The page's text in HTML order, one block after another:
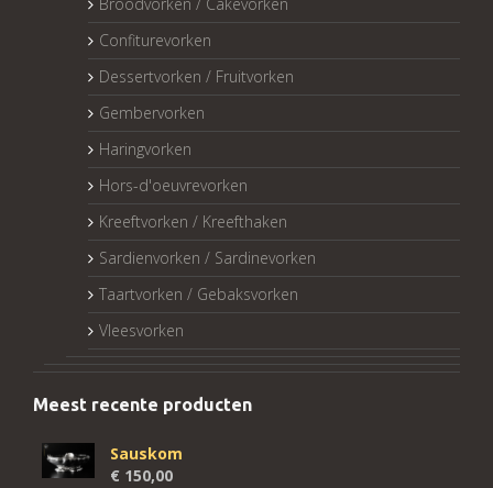
Broodvorken / Cakevorken
Confiturevorken
Dessertvorken / Fruitvorken
Gembervorken
Haringvorken
Hors-d'oeuvrevorken
Kreeftvorken / Kreefthaken
Sardienvorken / Sardinevorken
Taartvorken / Gebaksvorken
Vleesvorken
Meest recente producten
Sauskom
€ 150,00